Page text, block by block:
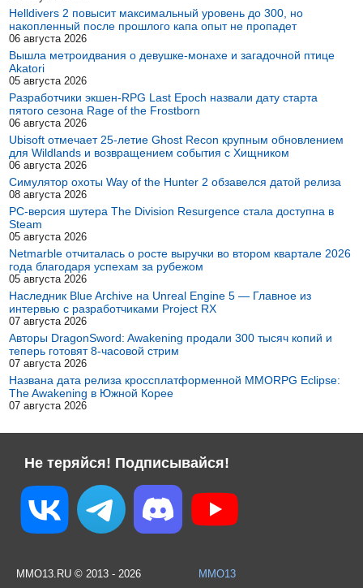
Helldivers 2 повысит максимальный уровень до 300, но
накопленный после прошлого капа опыт не пропадет
06 августа 2026
Вышла метроидвания о девушке-монахе и загадочной птице
Akatori
05 августа 2026
Разработчики экшен-RPG Last Epoch назвали дату старта
пятого сезона Rage of the Frostborn
06 августа 2026
Ubisoft отмечает 25-летие Ghost Recon крупным обновлением
для Wildlands и возвращением события с Хищником
06 августа 2026
Симулятор охоты Way of the Hunter 2 обзавелся датой релиза
08 августа 2026
PC-версия шутера The Division Resurgence стала доступна в
Steam
05 августа 2026
Netmarble отчиталась о росте выручки во втором квартале 2026
года благодаря успехам за рубежом
05 августа 2026
Наследник Blue Archive на Unreal Engine 5 — Главное из
интервью с разработчиками Project RX
07 августа 2026
Авторы DragonSword: Awakening продали 300 тысяч копий и
теперь готовят 8-часовой стрим
07 августа 2026
Названа дата релиза кроссплатформенной MMORPG Eclipse:
The Awakening в Южной Корее
07 августа 2026
Не теряйся! Подписывайся!
MMO13.RU © 2013 - 2026 MMO13